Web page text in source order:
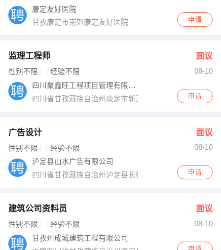
康定友好医院
甘孜康定市南郊康定友好医院
申请
监理工程师 面议
性别不限 经验不限
08-10
四川聚鑫旺工程项目管理有限公司
四川省甘孜藏族自治州康定市新天地
申请
广告设计 面议
性别不限 经验不限
08-10
泸定县山水广告有限公司
四川省甘孜藏族自治州泸定县长征大道
申请
建筑公司资料员 面议
性别不限 经验不限
08-10
甘孜州成城建筑工程有限公司